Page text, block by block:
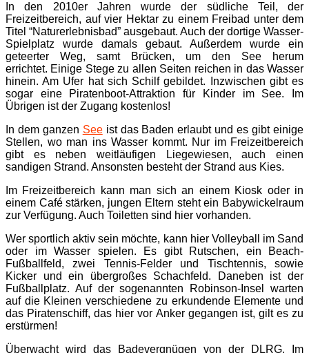
In den 2010er Jahren wurde der südliche Teil, der
Freizeitbereich, auf vier Hektar zu einem Freibad unter dem
Titel “Naturerlebnisbad” ausgebaut. Auch der dortige Wasser-
Spielplatz wurde damals gebaut. Außerdem wurde ein
geteerter Weg, samt Brücken, um den See herum
errichtet. Einige Stege zu allen Seiten reichen in das Wasser
hinein. Am Ufer hat sich Schilf gebildet. Inzwischen gibt es
sogar eine Piratenboot-Attraktion für Kinder im See. Im
Übrigen ist der Zugang kostenlos!
In dem ganzen Seeist das Baden erlaubt und es gibt einige
Stellen, wo man ins Wasser kommt. Nur im Freizeitbereich
gibt es neben weitläufigen Liegewiesen, auch einen
sandigen Strand. Ansonsten besteht der Strand aus Kies.
Im Freizeitbereich kann man sich an einem Kiosk oder in
einem Café stärken, jungen Eltern steht ein Babywickelraum
zur Verfügung. Auch Toiletten sind hier vorhanden.
Wer sportlich aktiv sein möchte, kann hier Volleyball im Sand
oder im Wasser spielen. Es gibt Rutschen, ein Beach-
Fußballfeld, zwei Tennis-Felder und Tischtennis, sowie
Kicker und ein übergroßes Schachfeld. Daneben ist der
Fußballplatz. Auf der sogenannten Robinson-Insel warten
auf die Kleinen verschiedene zu erkundende Elemente und
das Piratenschiff, das hier vor Anker gegangen ist, gilt es zu
erstürmen!
Überwacht wird das Badevergnügen von der DLRG. Im